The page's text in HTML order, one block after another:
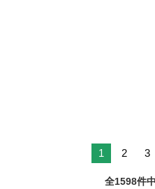
1 2 3
全1598件